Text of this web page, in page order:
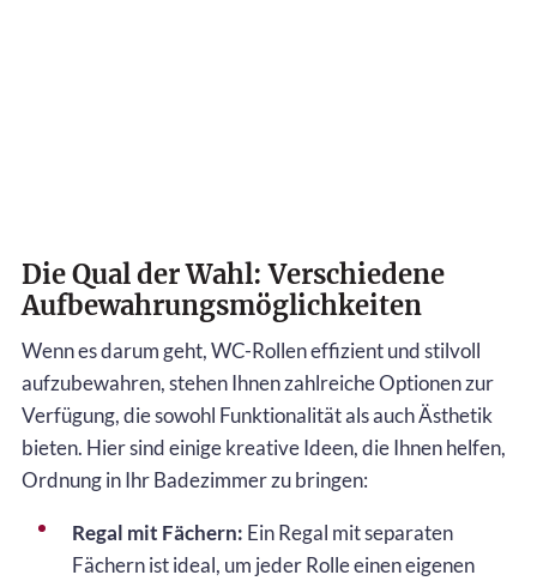
Die Qual der Wahl: Verschiedene
Aufbewahrungsmöglichkeiten
Wenn es darum geht, WC-Rollen effizient und stilvoll
aufzubewahren, stehen Ihnen zahlreiche Optionen zur
Verfügung, die sowohl Funktionalität als auch Ästhetik
bieten. Hier sind einige kreative Ideen, die Ihnen helfen,
Ordnung in Ihr Badezimmer zu bringen:
Regal mit Fächern: Ein Regal mit separaten
Fächern ist ideal, um jeder Rolle einen eigenen